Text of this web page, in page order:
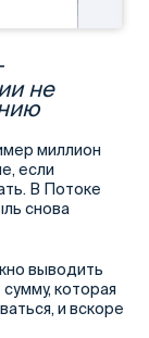
не
миллион
если
В Потоке
снова
выводить
которая
и вскоре